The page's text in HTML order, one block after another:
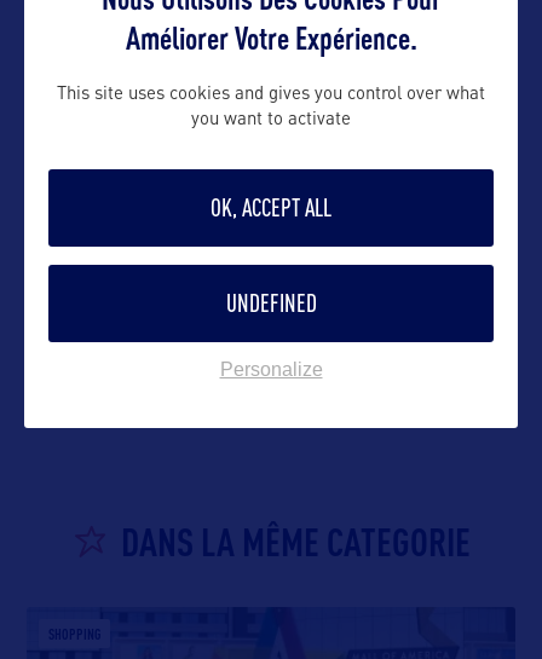
DANS LA MÊME CATEGORIE
SHOPPING
Améliorer Votre Expérience.
This site uses cookies and gives you control over what
you want to activate
OK, ACCEPT ALL
UNDEFINED
Personalize